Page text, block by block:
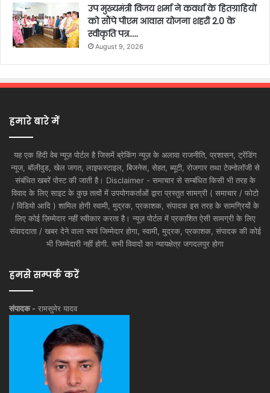
उप मुख्यमंत्री विजय शर्मा ने कवर्धा के हितग्राहियों
को सौंपे पीएम आवास योजना शहरी 2.0 के
स्वीकृति पत्र…..
August 9, 2026
हमारे बारे में
यह एक हिंदी वेब न्यूज़ पोर्टल है जिसमें ब्रेकिंग न्यूज़ के अलावा राजनीति, प्रशासन, ट्रेंडिंग
न्यूज, बॉलीवुड, खेल जगत, लाइफस्टाइल, बिजनेस, सेहत, ब्यूटी, रोजगार तथा टेक्नोलॉजी से
संबंधित खबरें पोस्ट की जाती है। Disclaimer - समाचार से सम्बंधित किसी भी तरह के
विवाद के लिए साइट के कुछ तत्वों में उपयोगकर्ताओं द्वारा प्रस्तुत सामग्री ( समाचार / फोटो
/ विडियो आदि ) शामिल होगी स्वामी, मुद्रक, प्रकाशक, संपादक इस तरह के सामग्रियों के
लिए कोई ज़िम्मेदार नहीं स्वीकार करता है। न्यूज़ पोर्टल में प्रकाशित ऐसी सामग्री के लिए
संवाददाता / खबर देने वाला स्वयं जिम्मेदार होगा, स्वामी, मुद्रक, प्रकाशक, संपादक की कोई
भी जिम्मेदारी नहीं होगी. सभी विवादों का न्यायक्षेत्र जगदलपुर होगा
हमसे सम्पर्क करें
संपादक - रामसुमेर यादव